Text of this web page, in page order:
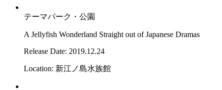
テーマパーク・公園
A Jellyfish Wonderland Straight out of Japanese Dramas
Release Date: 2019.12.24
Location: 新江ノ島水族館